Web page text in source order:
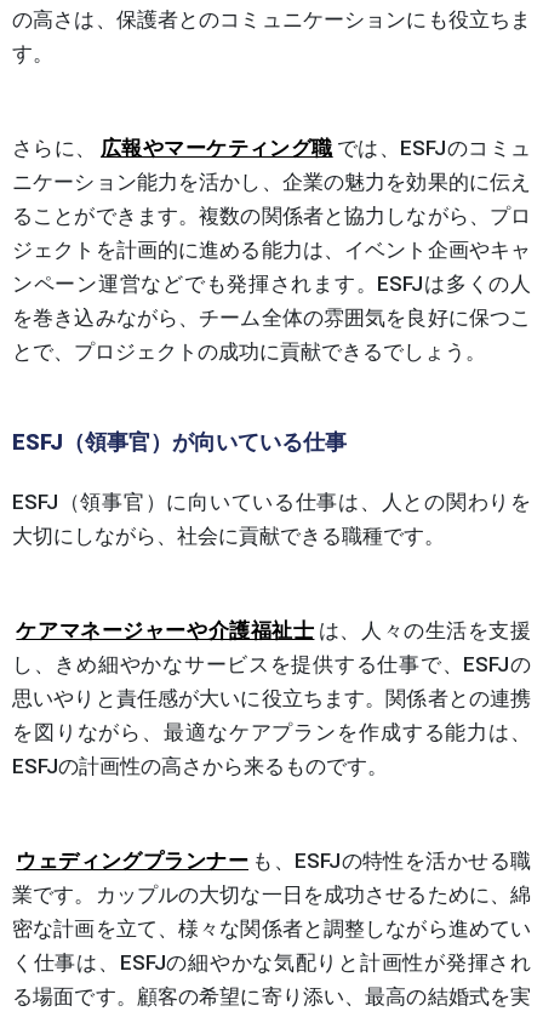
の高さは、保護者とのコミュニケーションにも役立ちま
す。
さらに、 広報やマーケティング職 では、ESFJのコミュ
ニケーション能力を活かし、企業の魅力を効果的に伝え
ることができます。複数の関係者と協力しながら、プロ
ジェクトを計画的に進める能力は、イベント企画やキャ
ンペーン運営などでも発揮されます。ESFJは多くの人
を巻き込みながら、チーム全体の雰囲気を良好に保つこ
とで、プロジェクトの成功に貢献できるでしょう。
ESFJ（領事官）が向いている仕事
ESFJ（領事官）に向いている仕事は、人との関わりを
大切にしながら、社会に貢献できる職種です。
ケアマネージャーや介護福祉士 は、人々の生活を支援
し、きめ細やかなサービスを提供する仕事で、ESFJの
思いやりと責任感が大いに役立ちます。関係者との連携
を図りながら、最適なケアプランを作成する能力は、
ESFJの計画性の高さから来るものです。
ウェディングプランナー も、ESFJの特性を活かせる職
業です。カップルの大切な一日を成功させるために、綿
密な計画を立て、様々な関係者と調整しながら進めてい
く仕事は、ESFJの細やかな気配りと計画性が発揮され
る場面です。顧客の希望に寄り添い、最高の結婚式を実